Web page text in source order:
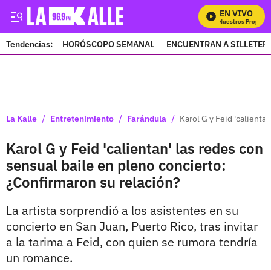
EN VIVO
Mira Todos Nuestros
Tendencias: HORÓSCOPO SEMANAL ENCUENTRAN A
La Kalle / Entretenimiento / Farándula / Karol G y Feid
Karol G y Feid 'calientan' las redes con
sensual baile en pleno concierto:
¿Confirmaron su relación?
La artista sorprendió a los asistentes en su
concierto en San Juan, Puerto Rico, tras invitar
a la tarima a Feid, con quien se rumora tendría
un romance.